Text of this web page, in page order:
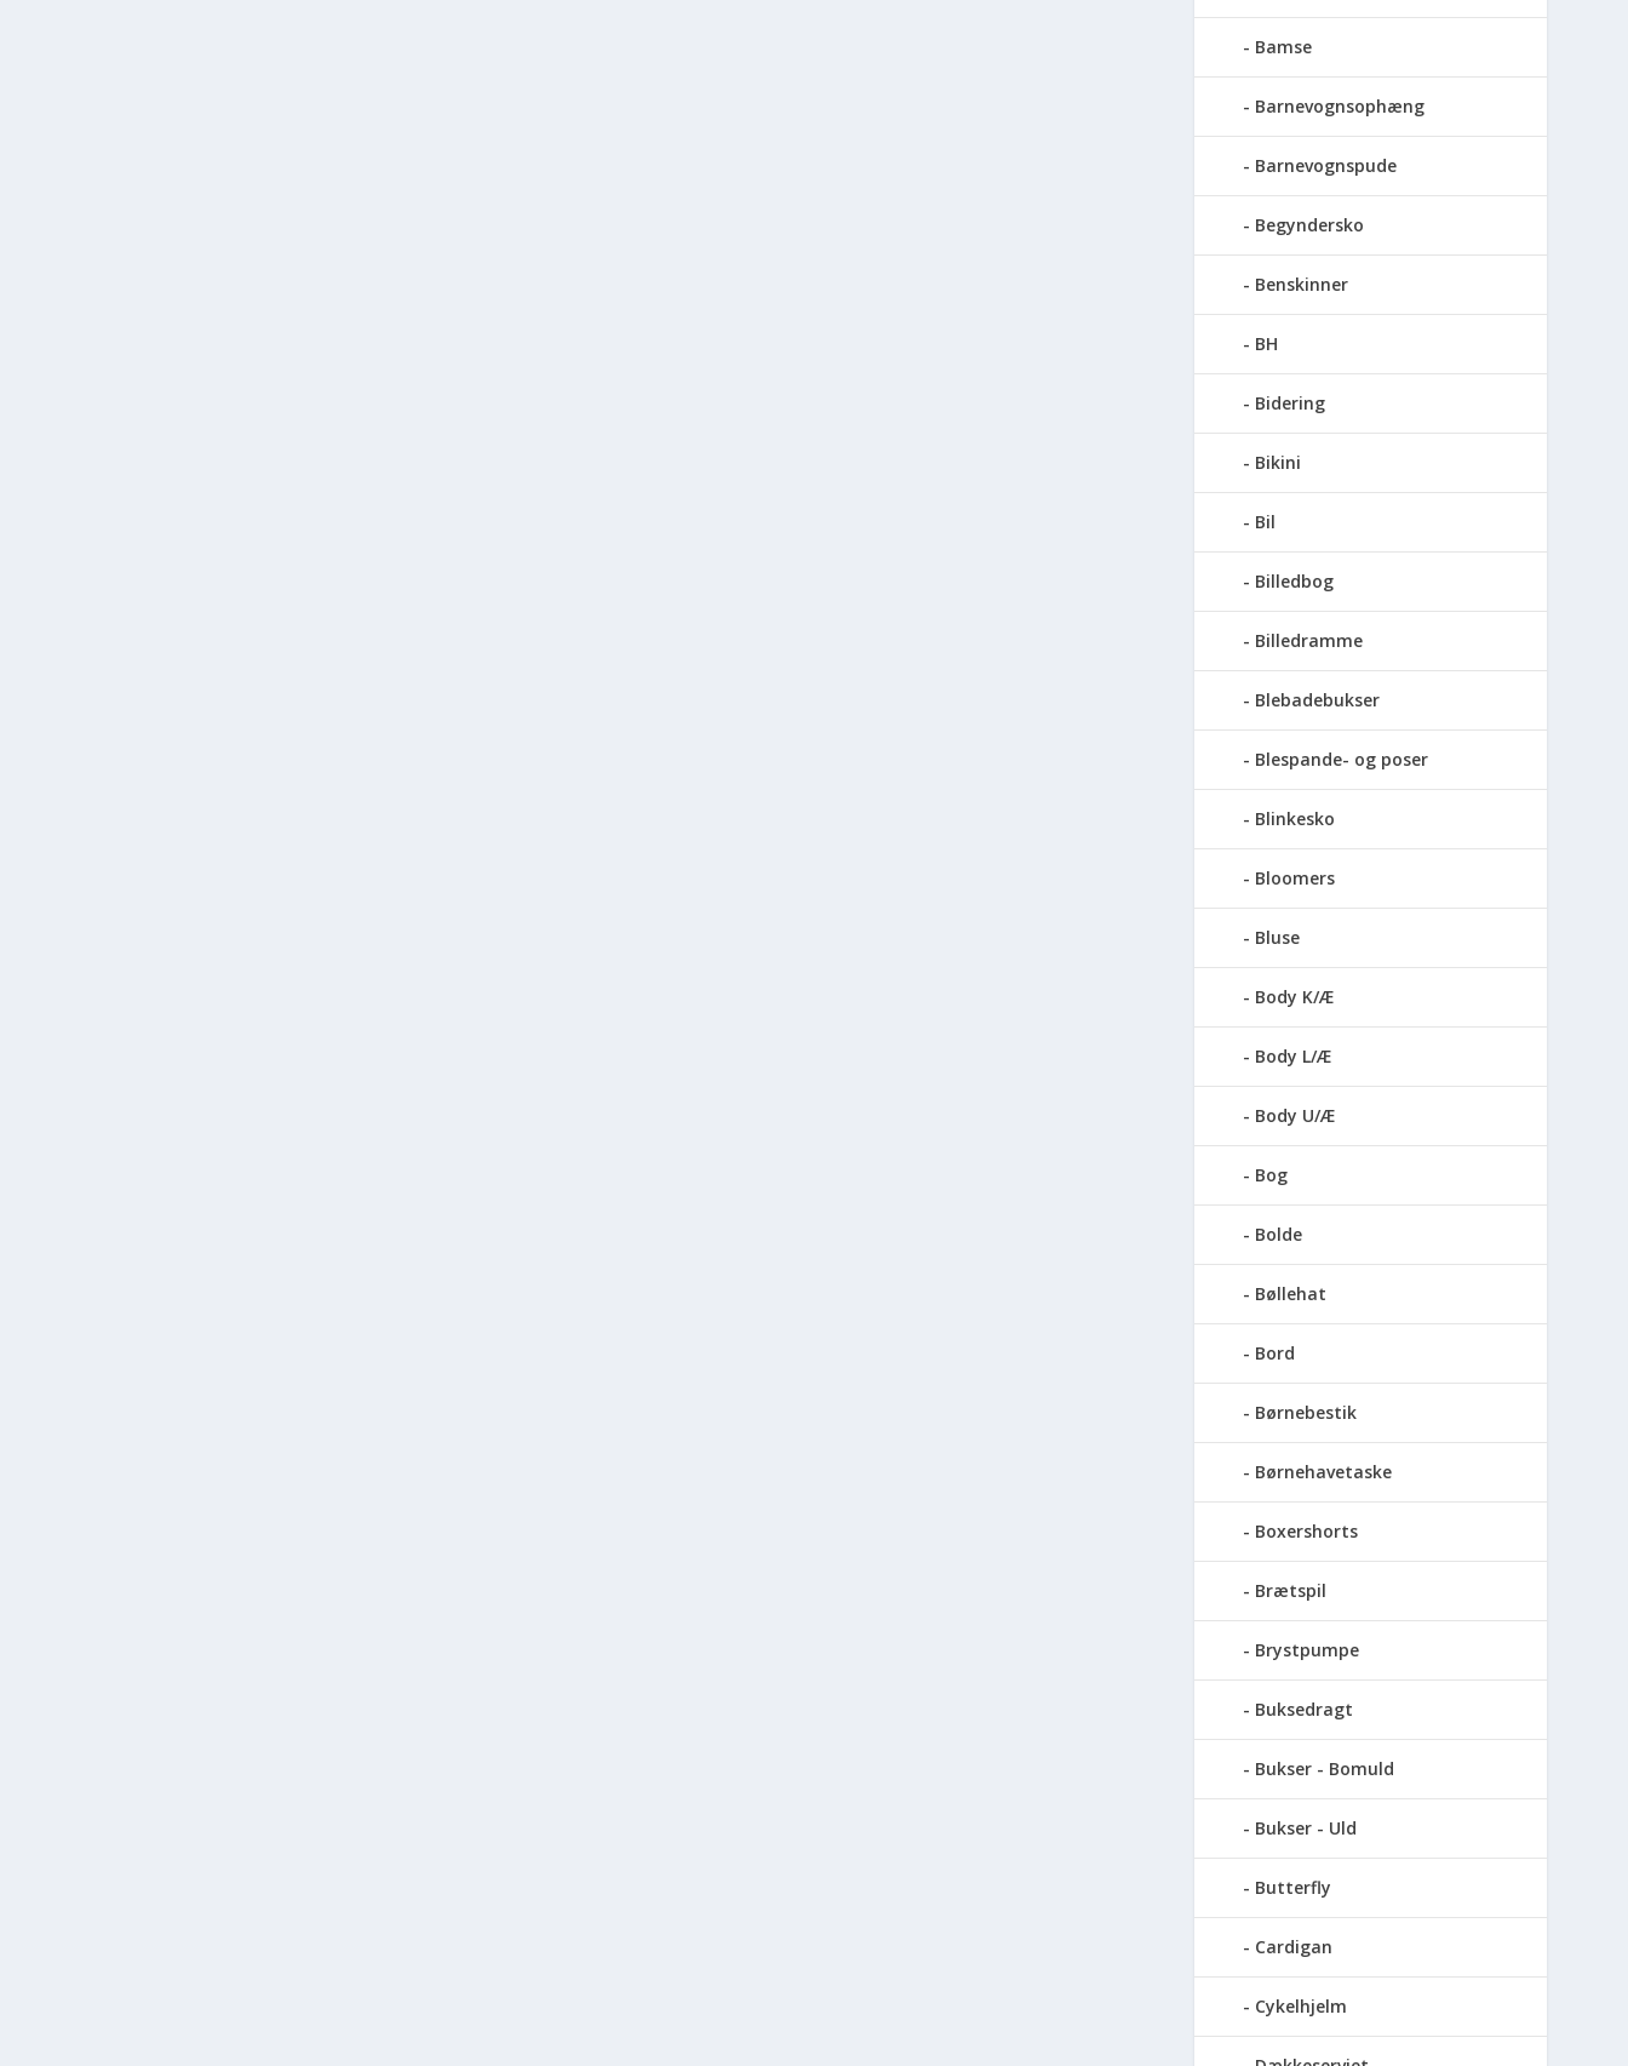
Bamse
Barnevognsophæng
Barnevognspude
Begyndersko
Benskinner
BH
Bidering
Bikini
Bil
Billedbog
Billedramme
Blebadebukser
Blespande- og poser
Blinkesko
Bloomers
Bluse
Body K/Æ
Body L/Æ
Body U/Æ
Bog
Bolde
Bøllehat
Bord
Børnebestik
Børnehavetaske
Boxershorts
Brætspil
Brystpumpe
Buksedragt
Bukser - Bomuld
Bukser - Uld
Butterfly
Cardigan
Cykelhjelm